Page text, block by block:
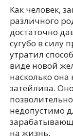
Как человек,
различного
достаточно
сугубо в силу
утратил
виде новой
насколько
затейлива.
недопустимо
на жизнь.